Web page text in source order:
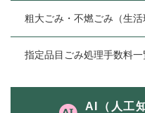
粗大ごみ・不燃ごみ（生活
指定品目ごみ処理手数料一
AI（人工